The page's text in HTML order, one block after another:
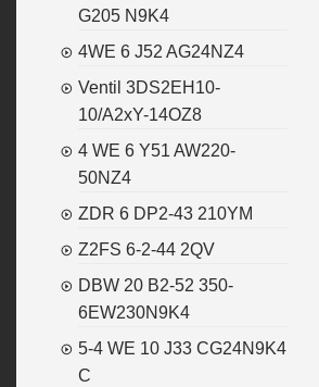
G205 N9K4
4WE 6 J52 AG24NZ4
Ventil 3DS2EH10-
10/A2xY-14OZ8
4 WE 6 Y51 AW220-
50NZ4
ZDR 6 DP2-43 210YM
Z2FS 6-2-44 2QV
DBW 20 B2-52 350-
6EW230N9K4
5-4 WE 10 J33 CG24N9K4
C